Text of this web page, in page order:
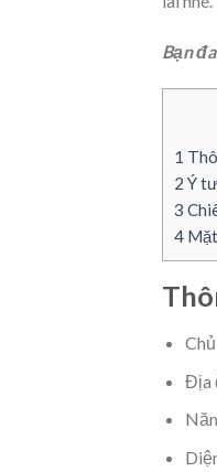
Bạn
1
2 Ý
3
4
Địa